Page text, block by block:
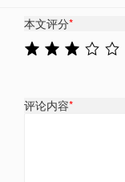
本文评分*
评论内容*